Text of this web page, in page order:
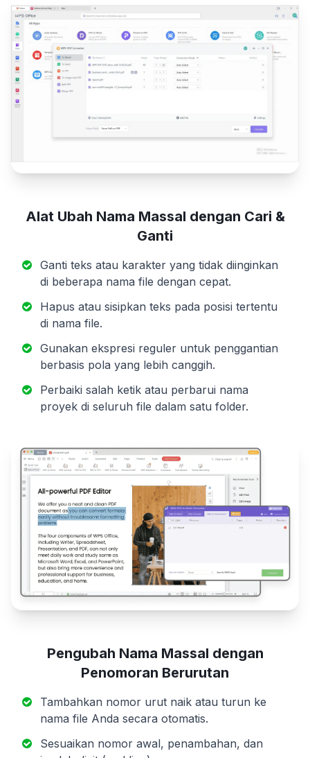
Alat Ubah Nama Massal dengan Cari &
Ganti
Ganti teks atau karakter yang tidak diinginkan
di beberapa nama file dengan cepat.
Hapus atau sisipkan teks pada posisi tertentu
di nama file.
Gunakan ekspresi reguler untuk penggantian
berbasis pola yang lebih canggih.
Perbaiki salah ketik atau perbarui nama
proyek di seluruh file dalam satu folder.
Pengubah Nama Massal dengan
Penomoran Berurutan
Tambahkan nomor urut naik atau turun ke
nama file Anda secara otomatis.
Sesuaikan nomor awal, penambahan, dan